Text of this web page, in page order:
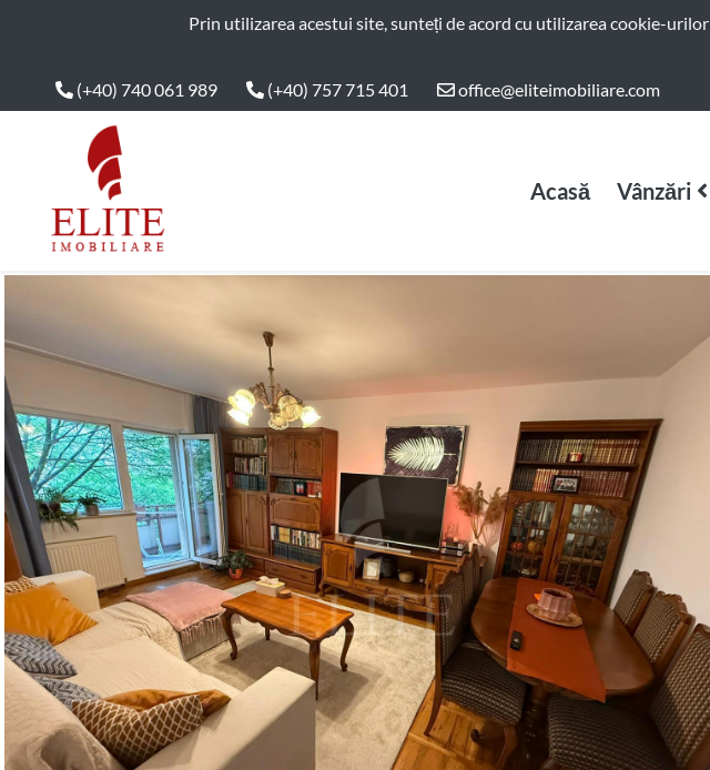
ELITE IMOBILIAREPrin utilizarea acestui site, sunteți de acord cu utilizarea cookie-
(+40) 740 061 989 (+40) 757 715 401 office@eliteimobiliare.com
Main Nav Acasă Vânzări